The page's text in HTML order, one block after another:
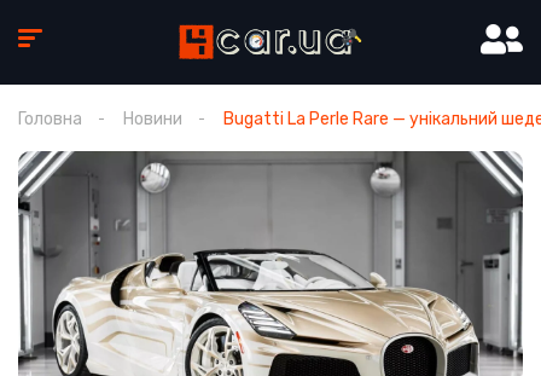
Головна Новини Bugatti La Perle Rare — унікальний